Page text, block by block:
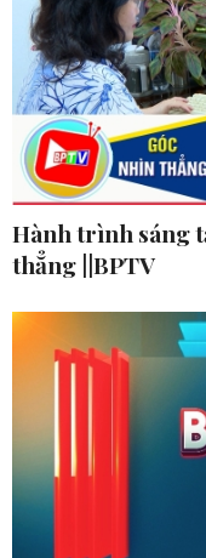
Hành trình sáng
thẳng ||BPTV